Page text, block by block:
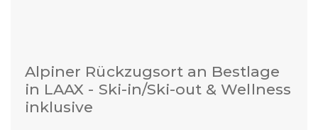
Alpiner Rückzugsort an Bestlage
in LAAX - Ski-in/Ski-out & Wellness
inklusive